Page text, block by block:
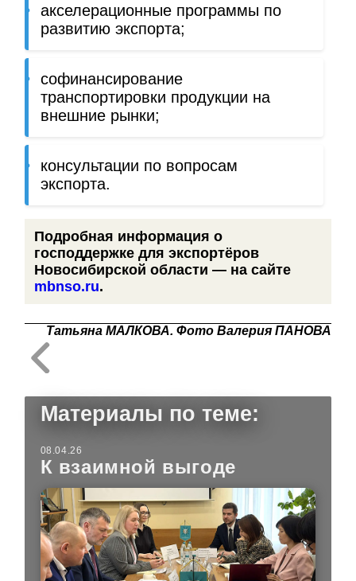
акселерационные программы по
развитию экспорта;
софинансирование
транспортировки продукции на
внешние рынки;
консультации по вопросам
экспорта.
Подробная информация о
господдержке для экспортёров
Новосибирской области — на сайте
mbnso.ru.
Татьяна МАЛКОВА. Фото Валерия ПАНОВА
Материалы по теме:
08.04.26
К взаимной выгоде